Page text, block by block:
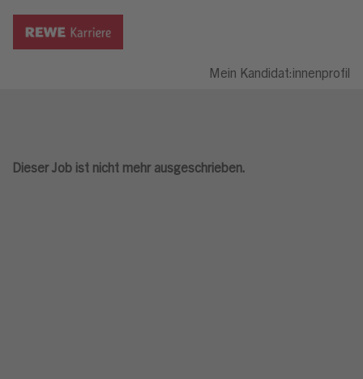
Mein Kandidat:innenprofil
Dieser Job ist nicht mehr ausgeschrieben.